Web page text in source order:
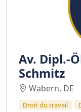
Av. Dipl.-
Schmitz
Wabern, DE
Droit du travail